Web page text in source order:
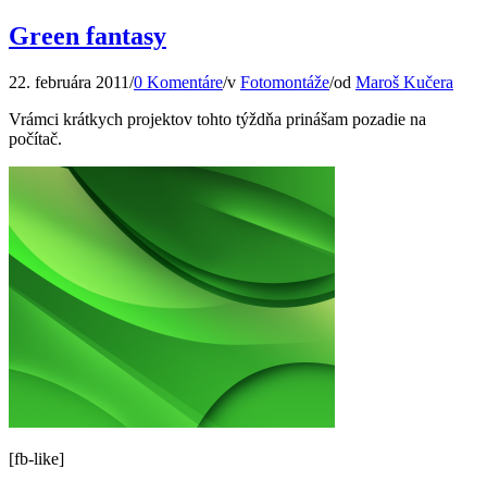
Green fantasy
22. februára 2011/0 Komentáre/v Fotomontáže/od Maroš Kučera
Vrámci krátkych projektov tohto týždňa prinášam pozadie na
počítač.
[fb-like]